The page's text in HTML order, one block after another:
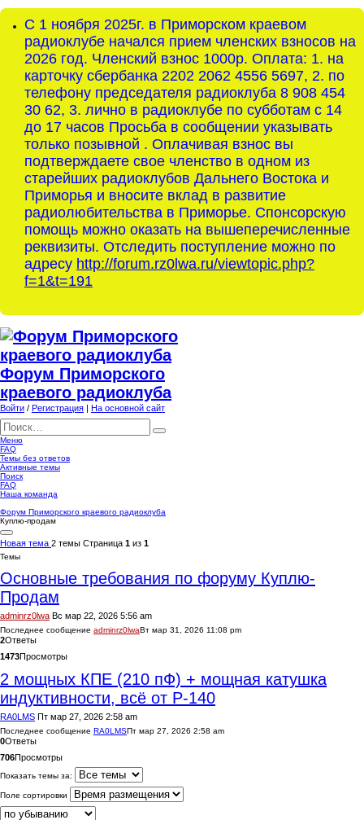
С 1 ноября 2025г. в Приморском краевом
радиоклубе начался прием членских взносов на
2026 год. Членский взнос 1000р. Оплата: 1. на
карточку сбербанка 2202 2062 4556 5697, 2. по
телефону председателя радиоклуба 8 908 454
30 62, 3. лично в радиоклубе по субботам с 14
до 17 часов Просьба в сообщении указывать
только позывной . Оплачивая взнос вы
подтверждаете свое членство в одном из
старейших радиоклубов Дальнего Востока и
Приморья и вносите вклад в развитие
радиолюбительства в Приморье. Спонсорскую
помощь можно оказать на вышеперечисленные
реквизиты. Отследить поступление можно по
адресу http://forum.rz0lwa.ru/viewtopic.php?
f=1&t=191
Форум Приморского
краевого радиоклуба
Войти / Регистрация | На основной сайт
Меню
FAQ
Темы без ответов
Активные темы
Поиск
FAQ
Наша команда
Форум Приморского краевого радиоклуба
Куплю-продам
Новая тема 2 темы Страница 1 из 1
Темы
Основные требования по форуму Куплю-
Продам
adminrz0lwa Вс мар 22, 2026 5:56 am
Последнее сообщение adminrz0lwaВт мар 31, 2026 11:08 pm
2Ответы
1473Просмотры
2 мощных КПЕ (210 пФ) + мощная катушка
индуктивности, всё от Р-140
RA0LMS Пт мар 27, 2026 2:58 am
Последнее сообщение RA0LMSПт мар 27, 2026 2:58 am
0Ответы
706Просмотры
Показать темы за:
Поле сортировки